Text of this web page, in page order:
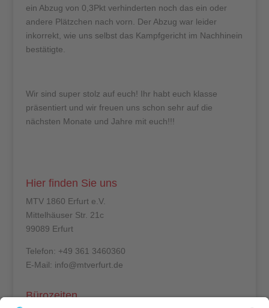
ein Abzug von 0,3Pkt verhinderten noch das ein oder
andere Plätzchen nach vorn. Der Abzug war leider
inkorrekt, wie uns selbst das Kampfgericht im Nachhinein
bestätigte.
Wir sind super stolz auf euch! Ihr habt euch klasse
präsentiert und wir freuen uns schon sehr auf die
nächsten Monate und Jahre mit euch!!!
Hier finden Sie uns
MTV 1860 Erfurt e.V.
Mittelhäuser Str. 21c
99089 Erfurt
Telefon: +49 361 3460360
E-Mail: info@mtverfurt.de
Bürozeiten